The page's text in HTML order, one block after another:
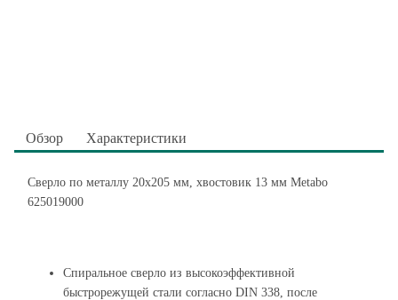
Обзор Характеристики
Сверло по металлу 20x205 мм, хвостовик 13 мм Metabo
625019000
Спиральное сверло из высокоэффективной
быстрорежущей стали согласно DIN 338, после